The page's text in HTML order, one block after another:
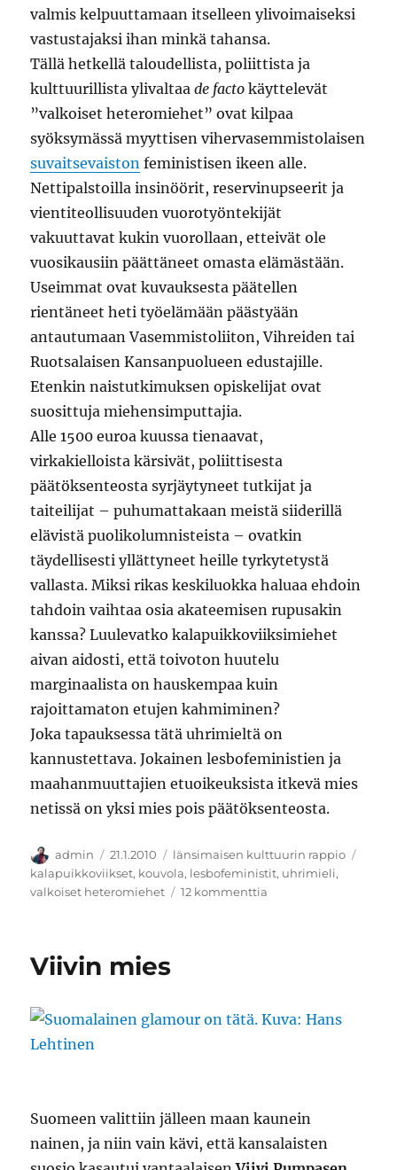
valmis kelpuuttamaan itselleen ylivoimaiseksi
vastustajaksi ihan minkä tahansa.
Tällä hetkellä taloudellista, poliittista ja
kulttuurillista ylivaltaade facto käyttelevät
”valkoiset heteromiehet” ovat kilpaa
syöksymässä myyttisen vihervasemmistolaisen
suvaitsevaiston feministisen ikeen alle.
Nettipalstoilla insinöörit, reservinupseerit ja
vientiteollisuuden vuorotyöntekijät
vakuuttavat kukin vuorollaan, etteivät ole
vuosikausiin päättäneet omasta elämästään.
Useimmat ovat kuvauksesta päätellen
rientäneet heti työelämään päästyään
antautumaan Vasemmistoliiton, Vihreiden tai
Ruotsalaisen Kansanpuolueen edustajille.
Etenkin naistutkimuksen opiskelijat ovat
suosittuja miehensimputtajia.
Alle 1500 euroa kuussa tienaavat,
virkakielloista kärsivät, poliittisesta
päätöksenteosta syrjäytyneet tutkijat ja
taiteilijat – puhumattakaan meistä siiderillä
elävistä puolikolumnisteista – ovatkin
täydellisesti yllättyneet heille tyrkytetystä
vallasta. Miksi rikas keskiluokka haluaa ehdoin
tahdoin vaihtaa osia akateemisen rupusakin
kanssa? Luulevatko kalapuikkoviiksimiehet
aivan aidosti, että toivoton huutelu
marginaalista on hauskempaa kuin
rajoittamaton etujen kahmiminen?
Joka tapauksessa tätä uhrimieltä on
kannustettava. Jokainen lesbofeministien ja
maahanmuuttajien etuoikeuksista itkevä mies
netissä on yksi mies pois päätöksenteosta.
Kirjoittaja
admin Julkaistu
21.1.2010 Kategoriat
länsimaisen kulttuurin rappio
kalapuikkoviikset, kouvola, lesbofeministit, uhrimieli,
valkoiset heteromiehet
12 kommenttia
Viivin mies
Suomeen valittiin jälleen maan kaunein
nainen, ja niin vain kävi, että kansalaisten